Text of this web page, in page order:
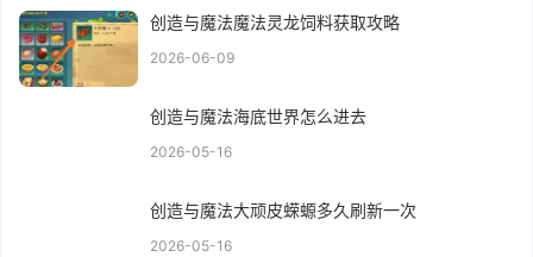
创造与魔法魔法灵龙饲料获取攻略
2026-06-09
创造与魔法海底世界怎么进去
2026-05-16
创造与魔法大顽皮蝾螈多久刷新一次
2026-05-16